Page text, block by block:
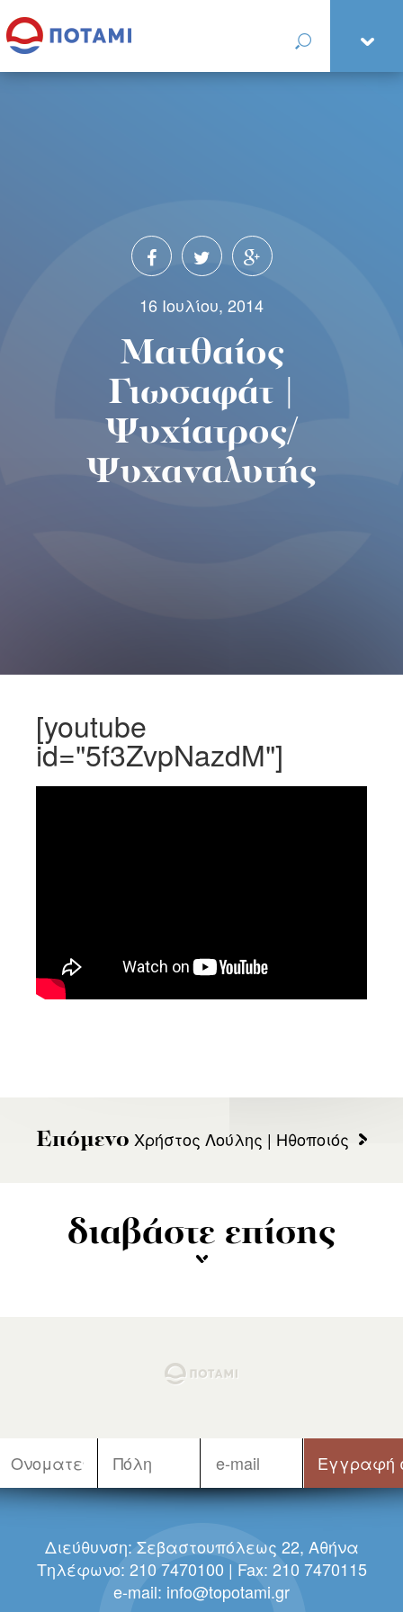
16 Ιουλίου, 2014
Ματθαίος
Γιωσαφάτ |
Ψυχίατρος/
Ψυχαναλυτής
[youtube
id="5f3ZvpNazdM"]
Επόμενο Χρήστος Λούλης | Ηθοποιός
διαβάστε επίσης
Διεύθυνση: Σεβαστουπόλεως 22, Αθήνα
Τηλέφωνο: 210 7470100 | Fax: 210 7470115
e-mail: info@topotami.gr